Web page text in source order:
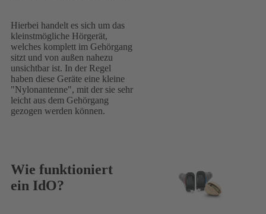
Hierbei handelt es sich um das
kleinstmögliche Hörgerät,
welches komplett im Gehörgang
sitzt und von außen nahezu
unsichtbar ist. In der Regel
haben diese Geräte eine kleine
"Nylonantenne", mit der sie sehr
leicht aus dem Gehörgang
gezogen werden können.
Wie funktioniert
ein IdO?